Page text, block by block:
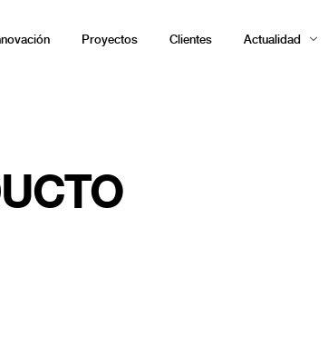
Proyectos Clientes Actualidad